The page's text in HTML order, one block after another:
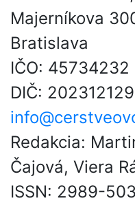
Majerníkova
Bratislava
IČO: 45734232
DIČ:
Redakcia:
Čajová, Viera
ISSN: 2989-